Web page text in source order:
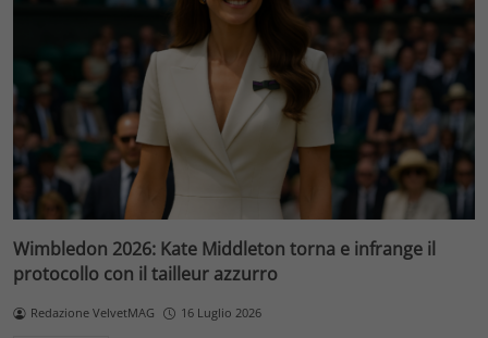
Wimbledon 2026: Kate Middleton torna e infrange il
protocollo con il tailleur azzurro
Redazione VelvetMAG 16 Luglio 2026